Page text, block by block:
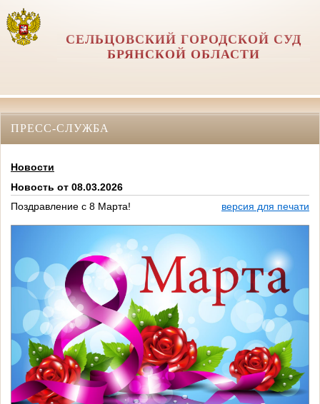
СЕЛЬЦОВСКИЙ ГОРОДСКОЙ СУД
БРЯНСКОЙ ОБЛАСТИ
ПРЕСС-СЛУЖБА
Новости
Новость от 08.03.2026
Поздравление с 8 Марта!
версия для печати